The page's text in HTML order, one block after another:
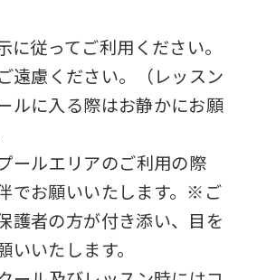
に従ってご利用ください。
遠慮ください。（レッスン
ルに入る際はお静かにお願
ールエリアのご利用の際
でお願いいたします。※ご
護者の方が付き添い、目を
いたします。